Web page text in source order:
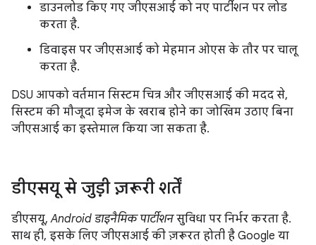
डाउनलोड किए गए जीएसआई को नए पार्टीशन पर लोड
करता है.
डिवाइस पर जीएसआई को मेहमान ओएस के तौर पर चालू
करता है.
DSU आपको वर्तमान सिस्टम चित्र और जीएसआई की मदद से,
सिस्टम की मौजूदा इमेज के खराब होने का जोखिम उठाए बिना
जीएसआई का इस्तेमाल किया जा सकता है.
डीएसयू से जुड़ी ज़रूरी शर्तें
डीएसयू,Android डाइनैमिक पार्टीशनसुविधा पर निर्भर करता है.
साथ ही, इसके लिए जीएसआई की ज़रूरत होती है Google या